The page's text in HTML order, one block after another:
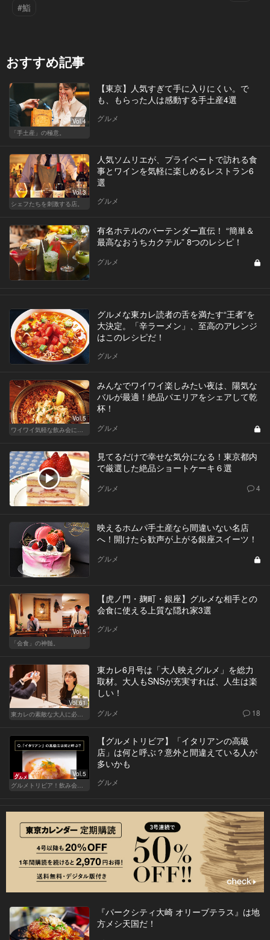
#鮨
おすすめ記事
Vol.4
「手土産」の極意。
【東京】人気すぎて手に入りにくい。で
も、もらった人は感動する手土産4選
グルメ
Vol.3
シェフたちを刺激する店。
人気ソムリエが、プライベートで訪れる食
事とワインを気軽に楽しめるレストラン6
選
グルメ
有名ホテルのバーテンダー直伝！ “簡単＆
最高なおうちカクテル” 8つのレシピ！
グルメ
グルメな東カレ読者の舌を満たす“王者”を
大決定。「辛ラーメン」、至高のアレンジ
はこのレシピだ！
グルメ
Vol.5
ワイワイ気軽な飲み会に！渋谷・恵比寿・目黒のおしゃれな人気店
みんなでワイワイ楽しみたい夜は、陽気な
バルが最適！絶品パエリアをシェアして乾
杯！
グルメ
見てるだけで幸せな気分になる！東京都内
で厳選した絶品ショートケーキ６選
グルメ 4
映えるホムパ手土産なら間違いない名店
へ！開けたら歓声が上がる銀座スイーツ！
グルメ
Vol.5
「会食」の神髄。
【虎ノ門・麹町・銀座】グルメな相手との
会食に使える上質な隠れ家3選
グルメ
Vol.61
東カレの素敵な大人に必要なこと
東カレ6月号は「大人映えグルメ」を総力
取材。大人もSNSが充実すれば、人生は楽
しい！
グルメ 18
Vol.5
グルメトリビア！飲み会やデートで会話のネタになるQ＆A
【グルメトリビア】「イタリアンの高級
店」は何と呼ぶ？意外と間違えている人が
多いかも
グルメ
『パークシティ大崎 オリーブテラス』は地
方メシ天国だ！